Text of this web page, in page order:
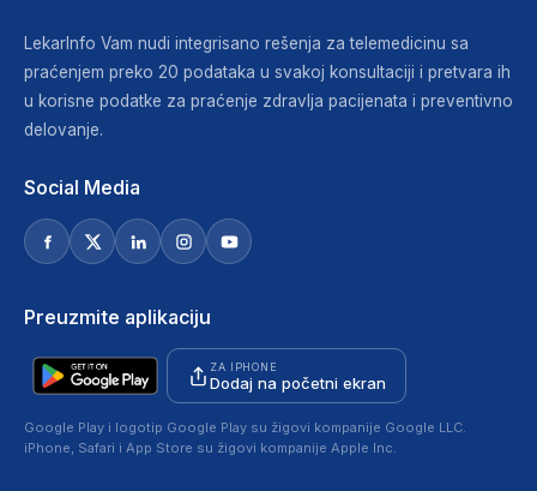
LekarInfo Vam nudi integrisano rešenja za telemedicinu sa
praćenjem preko 20 podataka u svakoj konsultaciji i pretvara ih
u korisne podatke za praćenje zdravlja pacijenata i preventivno
delovanje.
Social Media
Preuzmite aplikaciju
ZA IPHONE
Dodaj na početni ekran
Google Play i logotip Google Play su žigovi kompanije Google LLC.
iPhone, Safari i App Store su žigovi kompanije Apple Inc.